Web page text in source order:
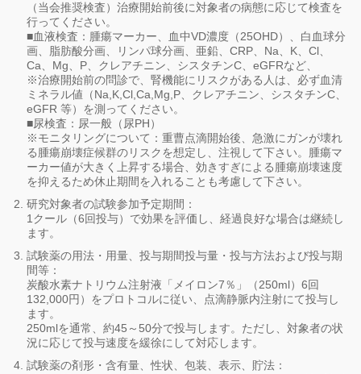
（当会推奨検査）治療開始前後に対象者の病態に応じて検査を
行ってください。
■血液検査：腫瘍マーカー、血中VD濃度（25OHD）、白血球分
画、脂肪酸分画、リンパ球分画、亜鉛、CRP、Na、K、Cl、
Ca、Mg、P、クレアチニン、シスタチンC、eGFRなど、
※治療開始前の問診で、腎機能にリスクがある人は、必ず血清
ミネラル値（Na,K,Cl,Ca,Mg,P、クレアチニン、シスタチンC、
eGFR 等）を測ってください。
■尿検査：尿一般（尿PH）
※モニタリングについて：重曹点滴開始後、急激にガンが壊れ
る腫瘍崩壊症候群のリスクを想定し、注視して下さい。腫瘍マ
ーカー値が大きく上昇する場合、効きすぎによる腫瘍崩壊速度
を抑えるため休止期間を入れることも考慮して下さい。
研究対象者の試験参加予定期間：
1クール（6回投与）で効果を評価し、経過良好な場合は継続し
ます。
試験薬の用法・用量、投与期間投与量・投与方法および投与期
間等：
炭酸水素ナトリウム注射液「メイロン7％」（250ml）6回
132,000円）をプロトコルに従い、点滴静脈内注射にて投与し
ます。
250mlを通常、約45～50分で投与します。ただし、対象者の状
況に応じて投与速度を緩徐にして対応します。
試験薬の剤形・含有量、性状、包装、表示、貯法：